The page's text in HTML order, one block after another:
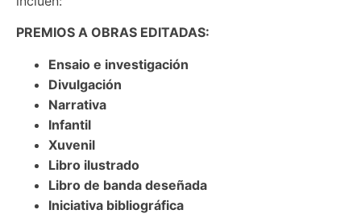
PREMIOS A OBRAS EDITADAS:
Ensaio e investigación
Divulgación
Narrativa
Infantil
Xuvenil
Libro ilustrado
Libro de banda deseñada
Iniciativa bibliográfica